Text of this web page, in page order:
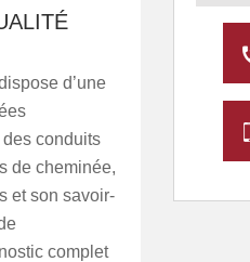
d’une
conduits
de cheminée,
et son savoir-
complet